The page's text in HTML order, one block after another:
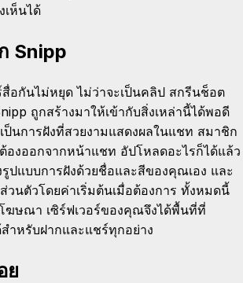
เห็นได้
Snipp
อกันไม่หยุด ไม่ว่าจะเป็นคลิป สกรีนช็อต
ถูกสร้างมาให้เข้ากับสิ่งเหล่านี้ได้พอดี
ป็นการฝังที่สวยงามแสดงผลในแชท สมาชิก
องออกจากหน้าแชท อัปโหลดอะไรก็ได้แล้ว
ปแบบการฝังด้วยชื่อและสีของคุณเอง และ
วนตัวโดยค่าเริ่มต้นเมื่อต้องการ ทั้งหมดนี้
ฆษณา เซิร์ฟเวอร์ของคุณจึงได้พื้นที่ที่
ำหรับฝากและแชร์ทุกอย่าง
ย